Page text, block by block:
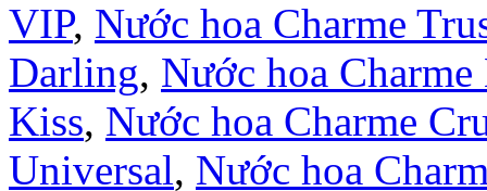
VIP, Nước hoa Charme
Darling, Nước hoa
Kiss, Nước hoa Charme
Universal, Nước hoa